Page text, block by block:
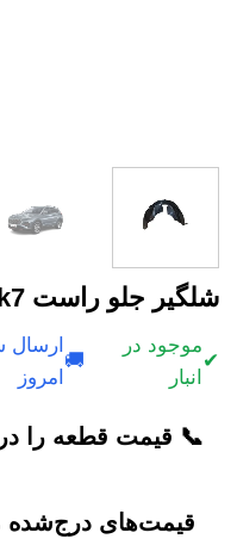
شلگير جلو راست k7
✔
موجود در
انبار
🚚
ارسال
امروز
📞 قیمت قطعه را در
قیمت‌های درج‌شده